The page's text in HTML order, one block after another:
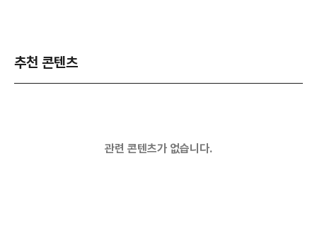
추천 콘텐츠
관련 콘텐츠가 없습니다.